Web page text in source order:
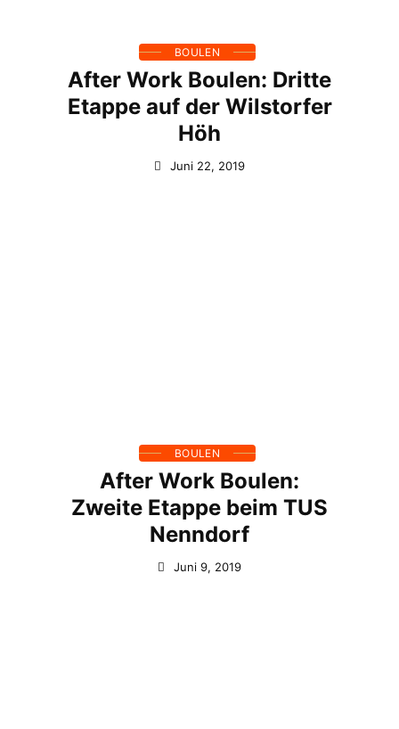
BOULEN
After Work Boulen: Dritte
Etappe auf der Wilstorfer
Höh
Juni 22, 2019
BOULEN
After Work Boulen:
Zweite Etappe beim TUS
Nenndorf
Juni 9, 2019